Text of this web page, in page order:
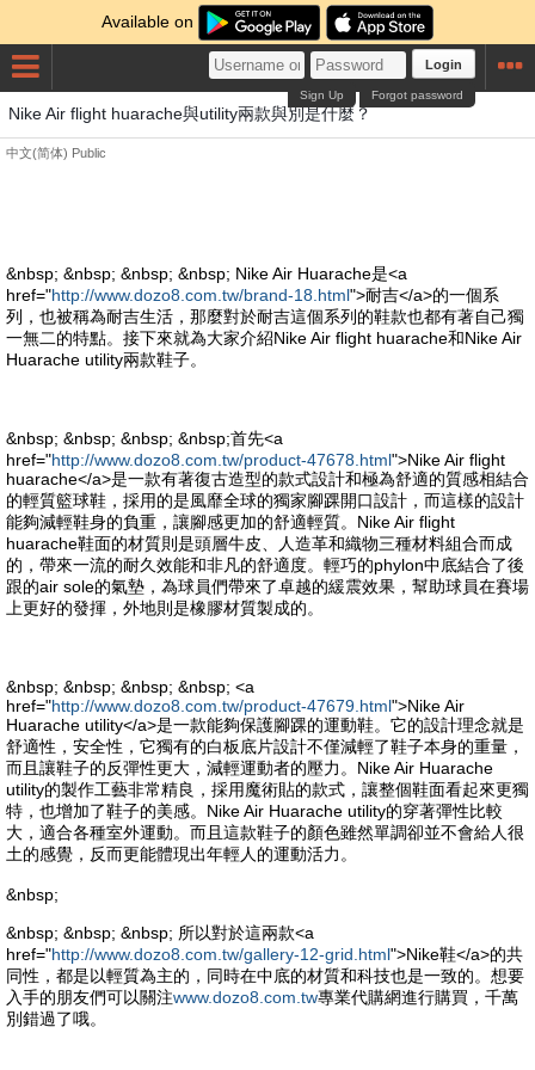
Available on
Login
Forgot password
Sign Up
Nike Air flight huarache與utility兩款與別是什麼？
中文(简体) Public
&nbsp; &nbsp; &nbsp; &nbsp; Nike Air Huarache是<a
href="http://www.dozo8.com.tw/brand-18.html">耐吉</a>的一個系
列，也被稱為耐吉生活，那麼對於耐吉這個系列的鞋款也都有著自己獨
一無二的特點。接下來就為大家介紹Nike Air flight huarache和Nike Air
Huarache utility兩款鞋子。
&nbsp; &nbsp; &nbsp; &nbsp;首先<a
href="http://www.dozo8.com.tw/product-47678.html">Nike Air flight
huarache</a>是一款有著復古造型的款式設計和極為舒適的質感相結合
的輕質籃球鞋，採用的是風靡全球的獨家腳踝開口設計，而這樣的設計
能夠減輕鞋身的負重，讓腳感更加的舒適輕質。Nike Air flight
huarache鞋面的材質則是頭層牛皮、人造革和織物三種材料組合而成
的，帶來一流的耐久效能和非凡的舒適度。輕巧的phylon中底結合了後
跟的air sole的氣墊，為球員們帶來了卓越的緩震效果，幫助球員在賽場
上更好的發揮，外地則是橡膠材質製成的。
&nbsp; &nbsp; &nbsp; &nbsp; <a
href="http://www.dozo8.com.tw/product-47679.html">Nike Air
Huarache utility</a>是一款能夠保護腳踝的運動鞋。它的設計理念就是
舒適性，安全性，它獨有的白板底片設計不僅減輕了鞋子本身的重量，
而且讓鞋子的反彈性更大，減輕運動者的壓力。Nike Air Huarache
utility的製作工藝非常精良，採用魔術貼的款式，讓整個鞋面看起來更獨
特，也增加了鞋子的美感。Nike Air Huarache utility的穿著彈性比較
大，適合各種室外運動。而且這款鞋子的顏色雖然單調卻並不會給人很
土的感覺，反而更能體現出年輕人的運動活力。
&nbsp;
&nbsp; &nbsp; &nbsp; 所以對於這兩款<a
href="http://www.dozo8.com.tw/gallery-12-grid.html">Nike鞋</a>的共
同性，都是以輕質為主的，同時在中底的材質和科技也是一致的。想要
入手的朋友們可以關注www.dozo8.com.tw專業代購網進行購買，千萬
別錯過了哦。